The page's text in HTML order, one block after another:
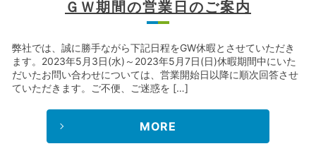
ＧＷ期間の営業日のご案内
弊社では、誠に勝手ながら下記日程をGW休暇とさせていただき
ます。2023年5月3日(水)～2023年5月7日(日)休暇期間中にいた
だいたお問い合わせについては、営業開始日以降に順次回答させ
ていただきます。ご不便、ご迷惑を […]
MORE